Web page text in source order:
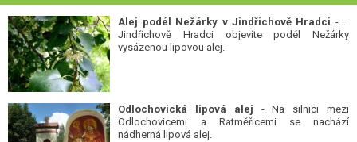
Alej podél Nežárky v Jindřichově Hradci - V
Jindřichově Hradci objevíte podél Nežárky
vysázenou lipovou alej.
Odlochovická lipová alej - Na silnici mezi
Odlochovicemi a Ratměřicemi se nachází
nádherná lipová alej.